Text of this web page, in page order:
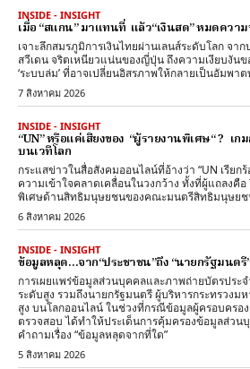
INSIDE - INSIGHT
เมื่อ “สแกน” มาแทนที่ แล้ว“เงินสด” หมดควา
เจาะลึกสมรภูมิการเงินไทยผ่านเลนส์ระดับโลก จา
สวีเดน จริตเหนียวแน่นของญี่ปุ่น ถึงความเงียบงันข
‘ระบบล่ม’ ที่อาจเปลี่ยนอิสรภาพให้กลายเป็นอัมพา
7 สิงหาคม 2026
INSIDE - INSIGHT
“UN” หรือแค่เสียงของ “ผู้รายงานพิเศษ“ ? เ
บนเวทีโลก
กระแสข่าวในสื่อสังคมออนไลน์ที่อ้างว่า “UN เรียก
ความเข้าใจคลาดเคลื่อนในวงกว้าง ทั้งที่ผู้แถลงคือ
พิเศษด้านสิทธิมนุษยชนของคณะมนตรีสิทธิมนุษย
6 สิงหาคม 2026
INSIDE - INSIGHT
ข้อมูลหลุด…จาก“ประชาชน”ถึง “นายกรัฐมนตรี
การเผยแพร่ข้อมูลส่วนบุคคลและภาพถ่ายบัตรประ
ระดับสูง รวมถึงนายกรัฐมนตรี ผู้บริหารกระทรวงม
สูง บนโลกออนไลน์ ในช่วงที่กรณีข้อมูลผู้ครอบครอ
ตรวจสอบ ได้ทำให้ประเด็นการคุ้มครองข้อมูลส่ว
คำถามเรื่อง “ข้อมูลหลุดจากที่ใด”
5 สิงหาคม 2026